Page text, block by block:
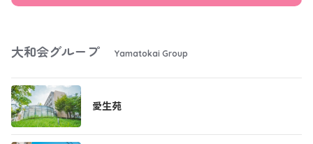
大和会グループ Yamatokai Group
愛生苑